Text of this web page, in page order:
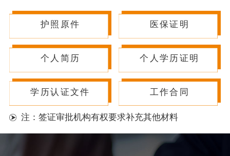
护照原件 医保证明
个人简历 个人学历证明
学历认证文件 工作合同
注：签证审批机构有权要求补充其他材料